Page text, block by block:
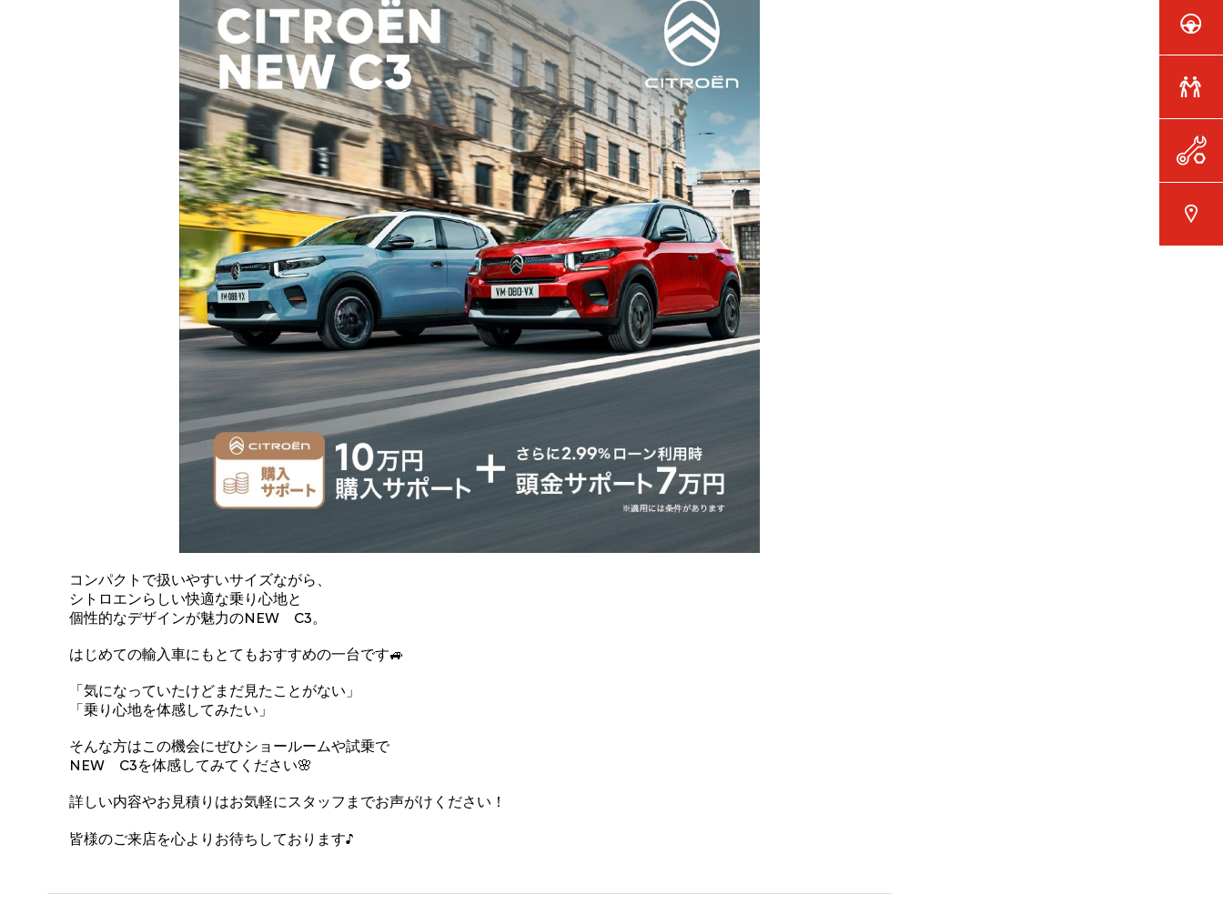
コンパクトで扱いやすいサイズながら、
シトロエンらしい快適な乗り心地と
個性的なデザインが魅力のNEW C3。
はじめての輸入車にもとてもおすすめの一台です🚙
「気になっていたけどまだ見たことがない」
「乗り心地を体感してみたい」
そんな方はこの機会にぜひショールームや試乗で
NEW C3を体感してみてください🌸
詳しい内容やお見積りはお気軽にスタッフまでお声がけください！
皆様のご来店を心よりお待ちしております♪